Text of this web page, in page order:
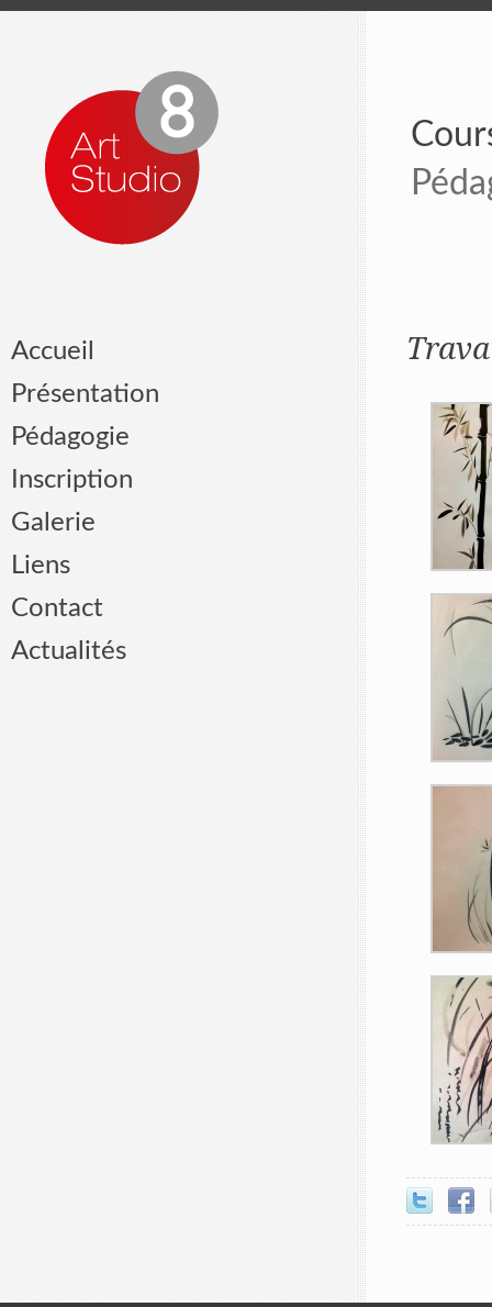
Accueil
Présentation
Pédagogie
Inscription
Galerie
Liens
Contact
Actualités